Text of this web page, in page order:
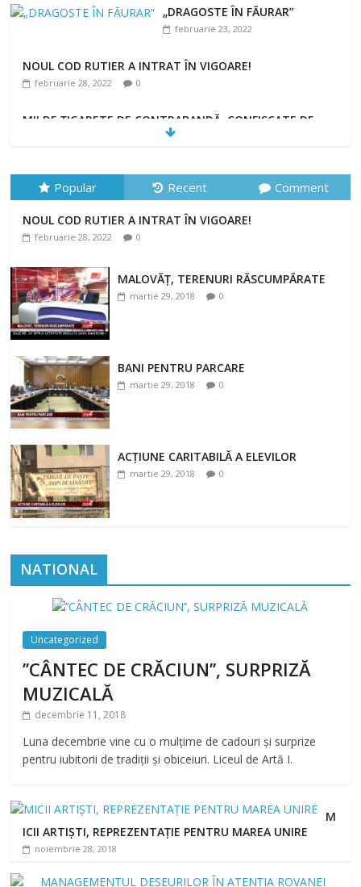
„DRAGOSTE ÎN FĂURAR”
februarie 23, 2022
NOUL COD RUTIER A INTRAT ÎN VIGOARE!
februarie 28, 2022 0
MII DE ȚIGARETE DE CONTRABANDĂ, CONFISCATE DE
Popular Recent Comment
NOUL COD RUTIER A INTRAT ÎN VIGOARE!
februarie 28, 2022 0
MALOVĂȚ, TERENURI RĂSCUMPĂRATE
martie 29, 2018 0
BANI PENTRU PARCARE
martie 29, 2018 0
ACȚIUNE CARITABILĂ A ELEVILOR
martie 29, 2018 0
NATIONAL
Uncategorized
’’CÂNTEC DE CRĂCIUN’’, SURPRIZĂ
MUZICALĂ
decembrie 11, 2018
Luna decembrie vine cu o mulțime de cadouri și surprize
pentru iubitorii de tradiții și obiceiuri. Liceul de Artă I.
M
ICII ARTIȘTI, REPREZENTAȚIE PENTRU MAREA UNIRE
noiembrie 28, 2018